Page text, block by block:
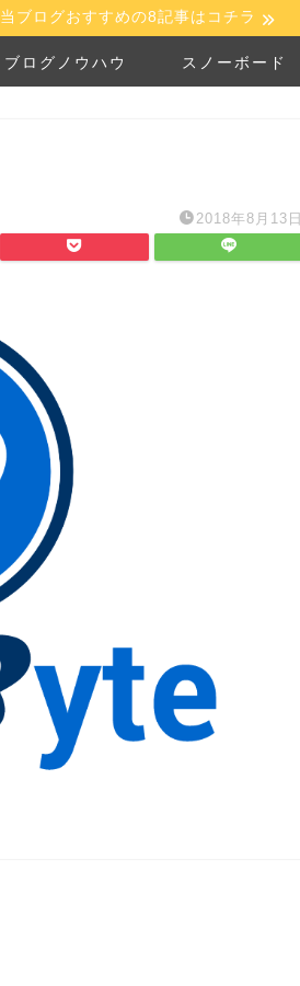
当ブログおすすめの8記事はコチラ
ブログノウハウ スノーボード
2018年8月13日